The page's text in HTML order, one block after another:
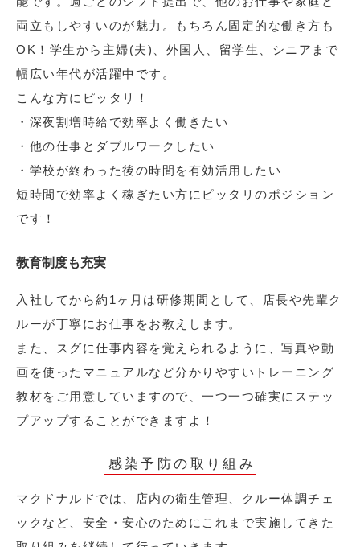
両立もしやすいのが魅力。もちろん固定的な働き方も
OK！学生から主婦(夫)、外国人、留学生、シニアまで
幅広い年代が活躍中です。
こんな方にピッタリ！
・深夜割増時給で効率よく働きたい
・他の仕事とダブルワークしたい
・学校が終わった後の時間を有効活用したい
短時間で効率よく稼ぎたい方にピッタリのポジション
です！
教育制度も充実
入社してから約1ヶ月は研修期間として、店長や先輩ク
ルーが丁寧にお仕事をお教えします。
また、スグに仕事内容を覚えられるように、写真や動
画を使ったマニュアルなど分かりやすいトレーニング
教材をご用意していますので、一つ一つ確実にステッ
プアップすることができますよ！
感染予防の取り組み
マクドナルドでは、店内の衛生管理、クルー体調チェ
ックなど、安全・安心のためにこれまで実施してきた